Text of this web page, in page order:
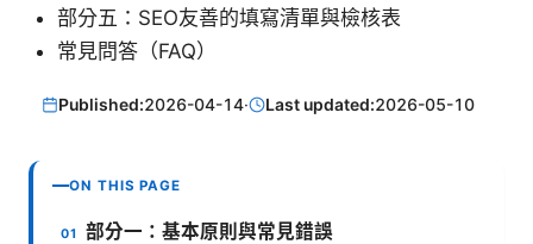
部分五：SEO友善的填寫清單與檢核表
常見問答（FAQ）
Published:2026-04-14· Last updated:2026-05-10
ON THIS PAGE
部分一：基本原則與常見錯誤